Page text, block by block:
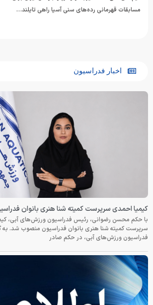
مسابقات قهرمانی رده‌های سنی آسیا راهی تایلند…
اخبار فدراسیون
کیمیا احمدی سرپرست کمیته شنا هنری بانوان
با حکم محسن رضوانی، رئیس فدراسیون ورزش‌های آبی،
سرپرست کمیته شنا هنری بانوان فدراسیون منصوب شد. به
فدراسیون ورزش‌های آبی، در حکم صادر